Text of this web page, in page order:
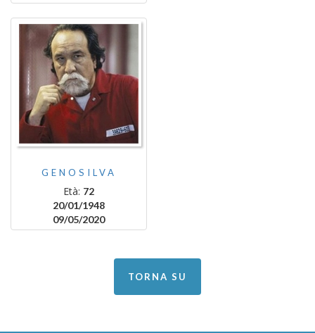
GENOSILVA
Età: 72
20/01/1948
09/05/2020
TORNA SU